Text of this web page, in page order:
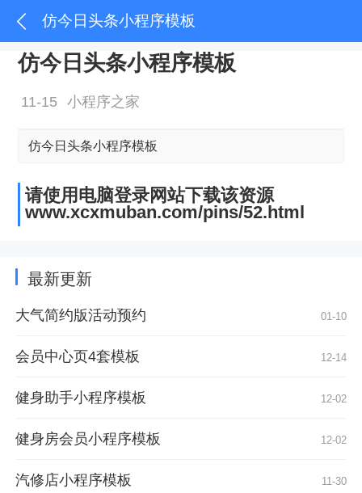
仿今日头条小程序模板
仿今日头条小程序模板
11-15 小程序之家
仿今日头条小程序模板
请使用电脑登录网站下载该资源
www.xcxmuban.com/pins/52.html
最新更新
大气简约版活动预约 01-10
会员中心页4套模板 12-14
健身助手小程序模板 12-02
健身房会员小程序模板 12-02
汽修店小程序模板 11-30